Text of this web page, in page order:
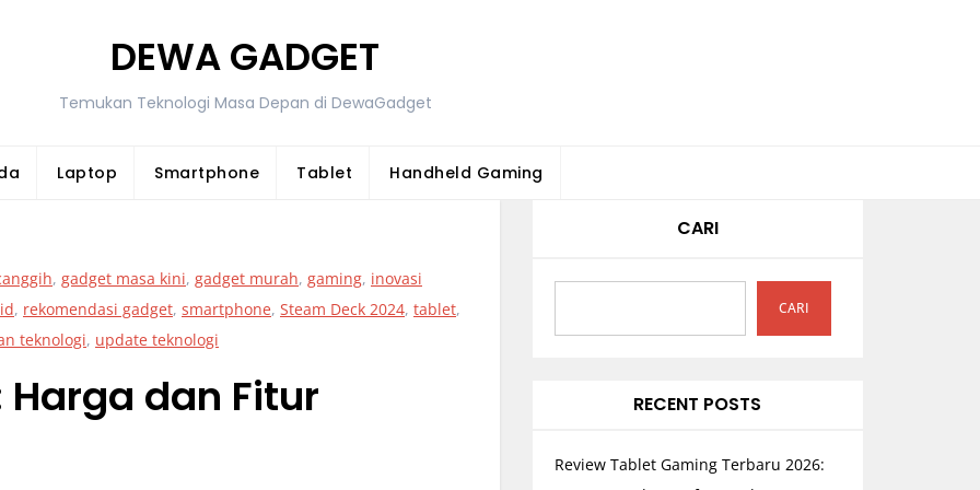
DEWA GADGET
Temukan Teknologi Masa Depan di DewaGadget
Laptop Smartphone Tablet Handheld Gaming
, gadget masa kini, gadget murah, gaming, inovasi
, rekomendasi gadget, smartphone, Steam Deck 2024, tablet,
teknologi, update teknologi
Harga dan Fitur
CARI
CARI
RECENT POSTS
Review Tablet Gaming Terbaru 2026: